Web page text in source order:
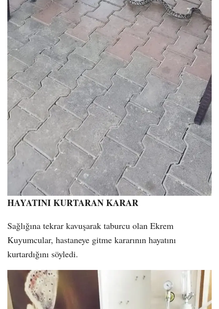
HAYATINI KURTARAN KARAR
Sağlığına tekrar kavuşarak taburcu olan Ekrem
Kuyumcular, hastaneye gitme kararının hayatını
kurtardığını söyledi.